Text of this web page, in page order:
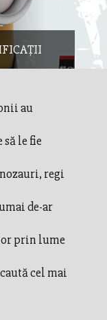
au
le fie
regi
de-ar
prin lume
cel mai